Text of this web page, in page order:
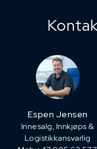
Espen Jensen
Innesalg, ​Innkjøps &
Logistikkansvarlig